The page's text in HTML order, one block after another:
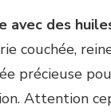
avec des
couchée,
précieuse
Attention